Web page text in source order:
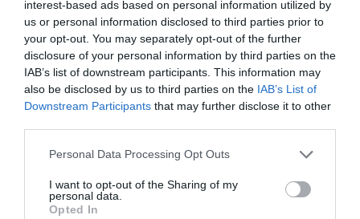
interest-based ads based on personal information utilized by
us or personal information disclosed to third parties prior to
your opt-out. You may separately opt-out of the further
disclosure of your personal information by third parties on the
IAB’s list of downstream participants. This information may
also be disclosed by us to third parties on the IAB’s List of
Downstream Participants that may further disclose it to other
Personal Data Processing Opt Outs
I want to opt-out of the Sharing of my
personal data.
Opted In
Newsletter
Κάθε βδομάδα στο e-mail σας τα τελευταία νέα για
την Τέχνη και τον Πολιτισμό!
Ακολουθήστε το Culturenow.gr